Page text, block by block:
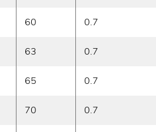
60 0.7
63 0.7
65 0.7
70 0.7